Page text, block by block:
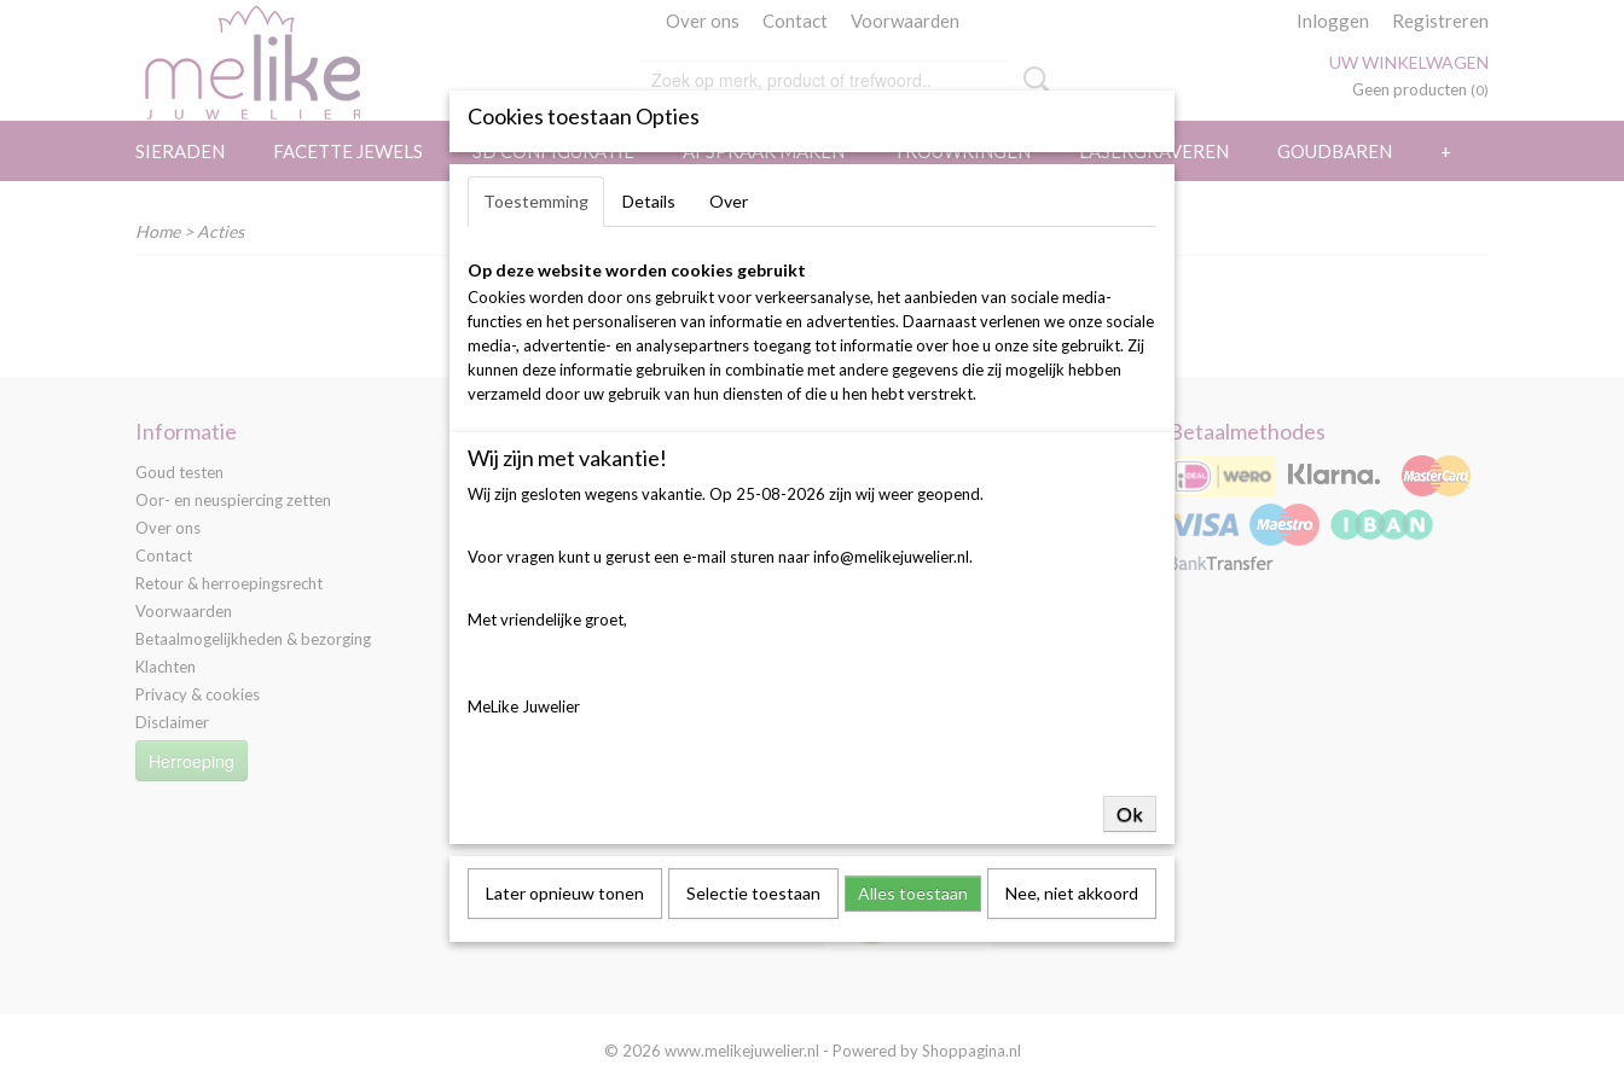
Over ons Contact Voorwaarden Inloggen Registreren
UW WINKELWAGEN
Geen producten (0)
SIERADEN FACETTE JEWELS 3D CONFIGURATIE AFSPRAAK MAKEN TROUWRINGEN LASERGRAVEREN GOUDBAREN +
Home> Acties
Informatie
Goud testen
Oor- en neuspiercing zetten
Over ons
Contact
Retour & herroepingsrecht
Voorwaarden
Betaalmogelijkheden & bezorging
Klachten
Privacy & cookies
Disclaimer
Herroeping
Sieraden
FACETTE jewels
Afspraak maken
Lasergraveren
Woensdag 10:00 – 17:00 uur
Betaalmethodes
© 2026 www.melikejuwelier.nl - Powered by Shoppagina.nl
Cookies toestaan Opties
Toestemming Details Over
Op deze website worden cookies gebruikt
Cookies worden door ons gebruikt voor verkeersanalyse, het aanbieden van sociale media-
functies en het personaliseren van informatie en advertenties. Daarnaast verlenen we onze sociale
media-, advertentie- en analysepartners toegang tot informatie over hoe u onze site gebruikt. Zij
kunnen deze informatie gebruiken in combinatie met andere gegevens die zij mogelijk hebben
verzameld door uw gebruik van hun diensten of die u hen hebt verstrekt.
Wij zijn met vakantie!
Wij zijn gesloten wegens vakantie. Op 25-08-2026 zijn wij weer geopend.
Voor vragen kunt u gerust een e-mail sturen naar info@melikejuwelier.nl.
Met vriendelijke groet,
MeLike Juwelier
Ok
Later opnieuw tonen Selectie toestaan Alles toestaan Nee, niet akkoord